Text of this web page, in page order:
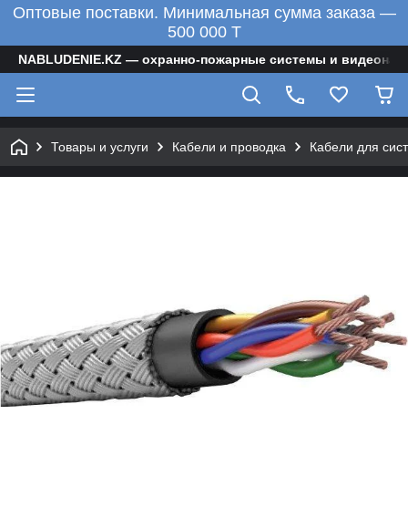
Оптовые поставки. Минимальная сумма заказа —
500 000 T
NABLUDENIE.KZ — охранно-пожарные системы и
Товары и услуги Кабели и проводка Кабели для